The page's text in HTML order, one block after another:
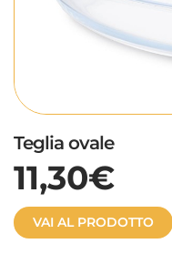
Teglia ovale
11,30€
VAI AL PRODOTTO